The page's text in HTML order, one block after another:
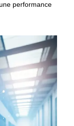
performance